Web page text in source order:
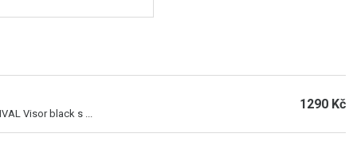
Visor black s ...
1290 Kč